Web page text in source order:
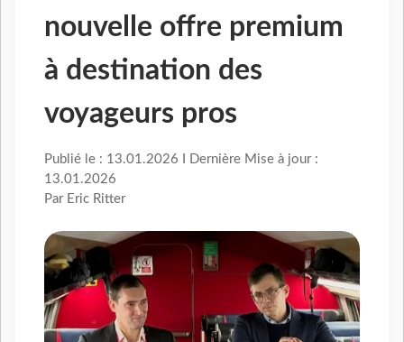
nouvelle offre premium
à destination des
voyageurs pros
Publié le : 13.01.2026 I Dernière Mise à jour :
13.01.2026
Par Eric Ritter